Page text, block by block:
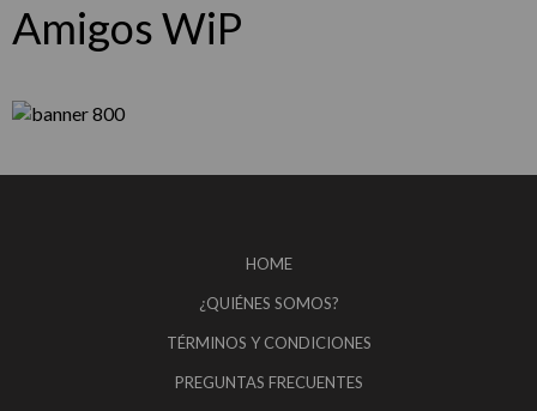
Amigos WiP
HOME
¿QUIÉNES SOMOS?
TÉRMINOS Y CONDICIONES
PREGUNTAS FRECUENTES